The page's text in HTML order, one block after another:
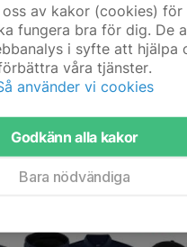
oss av kakor (cookies)
fungera bra för dig. De
i syfte att hjälpa
våra tjänster.
använder vi cookies
Godkänn alla kakor
Bara nödvändiga